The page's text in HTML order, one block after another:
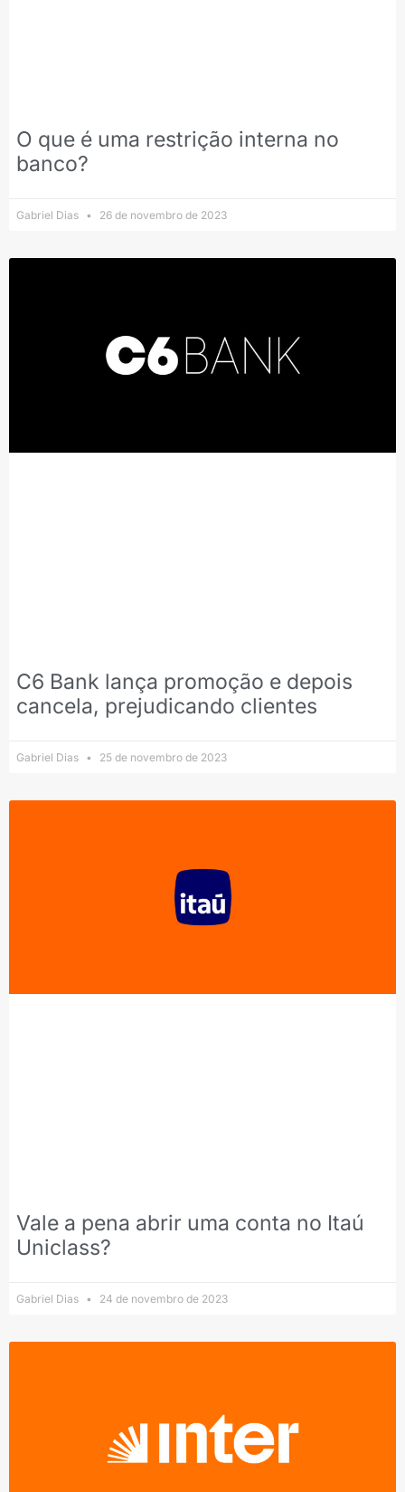
O que é uma restrição interna no
banco?
Gabriel Dias 26 de novembro de 2023
C6 Bank lança promoção e depois
cancela, prejudicando clientes
Gabriel Dias 25 de novembro de 2023
Vale a pena abrir uma conta no Itaú
Uniclass?
Gabriel Dias 24 de novembro de 2023